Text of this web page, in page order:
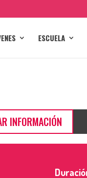
ESCUELA
INFORMACIÓN